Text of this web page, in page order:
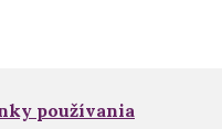
používania